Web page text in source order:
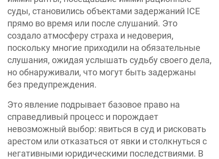
суды, становились объектами задержаний ICE
прямо во время или после слушаний. Это
создало атмосферу страха и недоверия,
поскольку многие приходили на обязательные
слушания, ожидая услышать судьбу своего дела,
но обнаруживали, что могут быть задержаны
без предупреждения.
Это явление подрывает базовое право на
справедливый процесс и порождает
невозможный выбор: явиться в суд и рисковать
арестом или отказаться от явки и столкнуться с
негативными юридическими последствиями. В